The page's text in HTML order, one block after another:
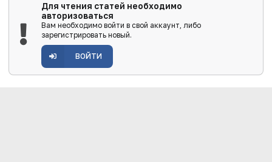
Для чтения статей необходимо
авторизоваться
Вам необходимо войти в свой аккаунт, либо
зарегистрировать новый.
ВОЙТИ